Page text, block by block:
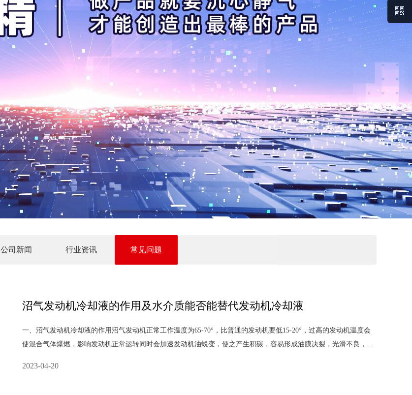
公司新闻 行业资讯 常见问题
沼气发动机冷却液的作用及水介质能否能替代发动机冷却液
一、沼气发动机冷却液的作用沼气发动机正常工作温度为65-70°，比普通的发动机要低15-20°，过高的发动机温度会
使混合气体爆燃，影响发动机正常运转同时会加速发动机油蜕变，使之产生积碳，容易形成油膜决裂，光滑不良，磨
2023-04-20